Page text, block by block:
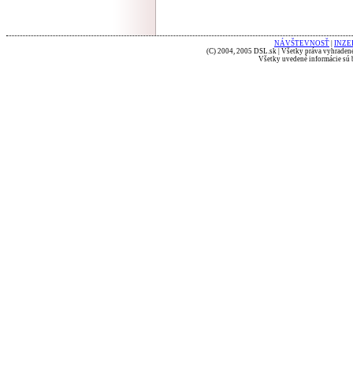
NÁVŠTEVNOSŤ
(C) 2004, 2005 DSL.sk | Všetky práva
Všetky uvedené informácie sú